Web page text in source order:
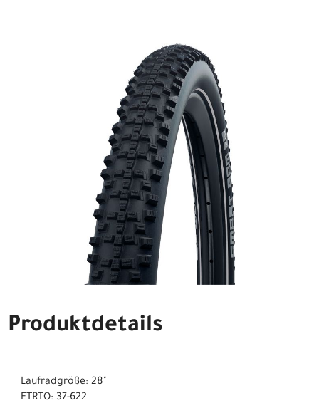
Produktdetails
Laufradgröße: 28"
ETRTO: 37-622